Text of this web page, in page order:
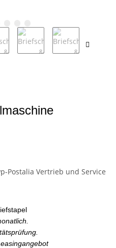
Postalia Vertrieb und Service